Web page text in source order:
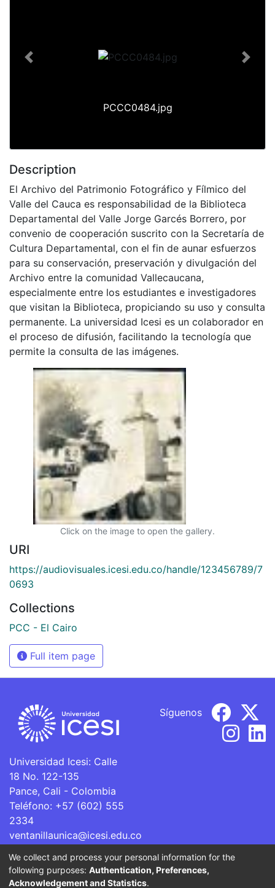
PCCC0484.jpg
Previous Next
Description
El Archivo del Patrimonio Fotográfico y Fílmico del
Valle del Cauca es responsabilidad de la Biblioteca
Departamental del Valle Jorge Garcés Borrero, por
convenio de cooperación suscrito con la Secretaría de
Cultura Departamental, con el fin de aunar esfuerzos
para su conservación, preservación y divulgación del
Archivo entre la comunidad Vallecaucana,
especialmente entre los estudiantes e investigadores
que visitan la Biblioteca, propiciando su uso y consulta
permanente. La universidad Icesi es un colaborador en
el proceso de difusión, facilitando la tecnología que
permite la consulta de las imágenes.
Click on the image to open the gallery.
URI
https://audiovisuales.icesi.edu.co/handle/123456789/7
0693
Collections
PCC - El Cairo
Full item page
Universidad Icesi: Calle
18 No. 122-135
Pance, Cali - Colombia
Teléfono: +57 (602) 555
2334
ventanillaunica@icesi.edu.co
Síguenos
La Universidad Icesi es una Institución de Educación
Superior que se encuentra sujeta a inspección y vigilancia
We collect and process your personal information for the
following purposes: Authentication, Preferences,
Acknowledgement and Statistics.